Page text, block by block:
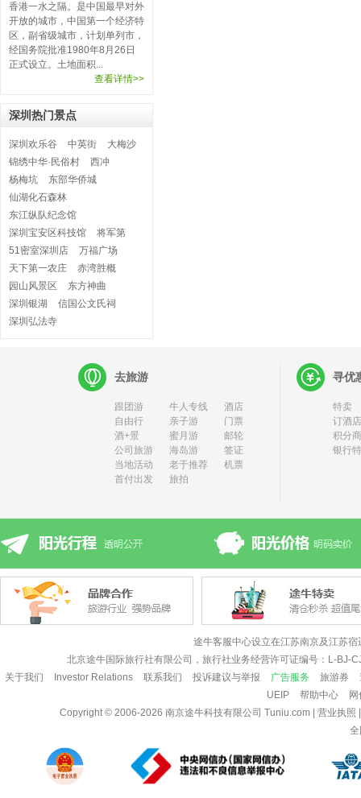
香港一水之隔。是中国最早对外
开放的城市，中国第一个经济特
区，副省级城市，计划单列市，
经国务院批准1980年8月26日
正式设立。土地面积...
查看详情>>
深圳热门景点
深圳欢乐谷 中英街
大梅沙
锦绣中华·民俗村
西冲
杨梅坑
东部华侨城
仙湖化石森林
东江纵队纪念馆
深圳宝安区科技馆
将军第
51密室深圳店
万福广场
天下第一农庄
赤湾胜概
园山风景区
东方神曲
深圳银湖
信国公文氏祠
深圳弘法寺
去旅游
跟团游 牛人专线
酒店
自由行
亲子游
门票
酒+景
蜜月游
邮轮
公司旅游
海岛游
签证
当地活动
老于推荐
机票
首付出发
旅拍
寻优
特卖
订酒
积分
银行
途牛客服中心设立在江苏南京及江苏
北京途牛国际旅行社有限公司，旅行社业务经营许可证编号：L-
关于我们
Investor Relations 联系我们 投诉建议与举报 广告服务 旅游券
UEIP
帮助中心
Copyright © 2006-2026南京途牛科技有限公司 Tuniu.com |营业执照